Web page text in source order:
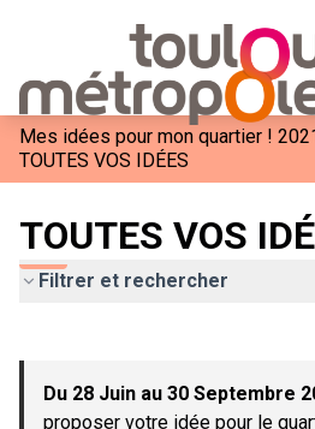
Mes idées pour mon quartier !
TOUTES VOS IDÉES
TOUTES VOS
Filtrer et rechercher
−
Du 28 Juin au 30 Septembre
proposer votre idée pour le